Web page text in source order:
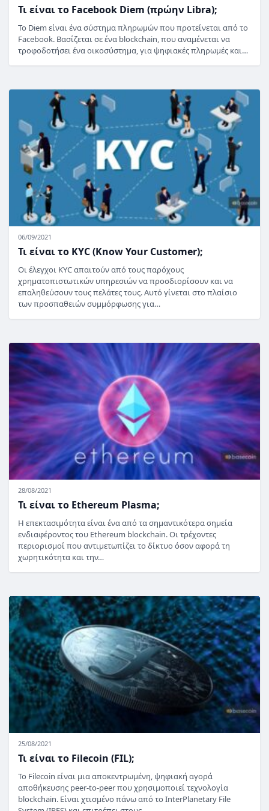
Τι είναι το Facebook Diem (πρώην Libra);
Το Diem είναι ένα σύστημα πληρωμών που προτείνεται από το
Facebook. Βασίζεται σε ένα blockchain, που αναμένεται να
τροφοδοτήσει ένα οικοσύστημα, για ψηφιακές πληρωμές και…
06/09/2021
Τι είναι το KYC (Know Your Customer);
Οι έλεγχοι KYC απαιτούν από τους παρόχους
χρηματοπιστωτικών υπηρεσιών να προσδιορίσουν και να
επαληθεύσουν τους πελάτες τους. Αυτό γίνεται στο πλαίσιο
των προσπαθειών συμμόρφωσης για…
28/08/2021
Τι είναι το Ethereum Plasma;
Η επεκτασιμότητα είναι ένα από τα σημαντικότερα σημεία
ενδιαφέροντος του Ethereum blockchain. Οι τρέχοντες
περιορισμοί που αντιμετωπίζει το δίκτυο όσον αφορά τη
χωρητικότητα και την…
25/08/2021
Τι είναι το Filecoin (FIL);
Το Filecoin είναι μια αποκεντρωμένη, ψηφιακή αγορά
αποθήκευσης peer-to-peer που χρησιμοποιεί τεχνολογία
blockchain. Είναι χτισμένο πάνω από το InterPlanetary File